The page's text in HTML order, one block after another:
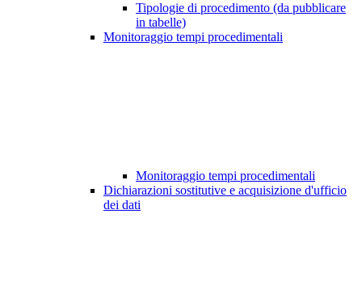
Tipologie di procedimento (da pubblicare
in tabelle)
Monitoraggio tempi procedimentali
Monitoraggio tempi procedimentali
Dichiarazioni sostitutive e acquisizione d'ufficio
dei dati